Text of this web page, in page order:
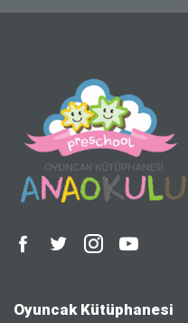
Oyuncak Kütüphanesi